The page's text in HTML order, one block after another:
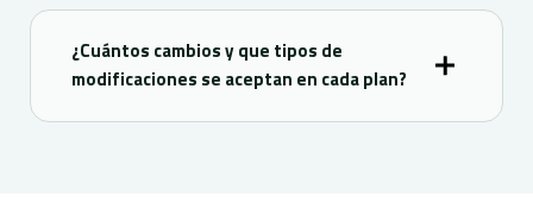
¿Cuántos cambios y que tipos de
modificaciones se aceptan en cada plan?